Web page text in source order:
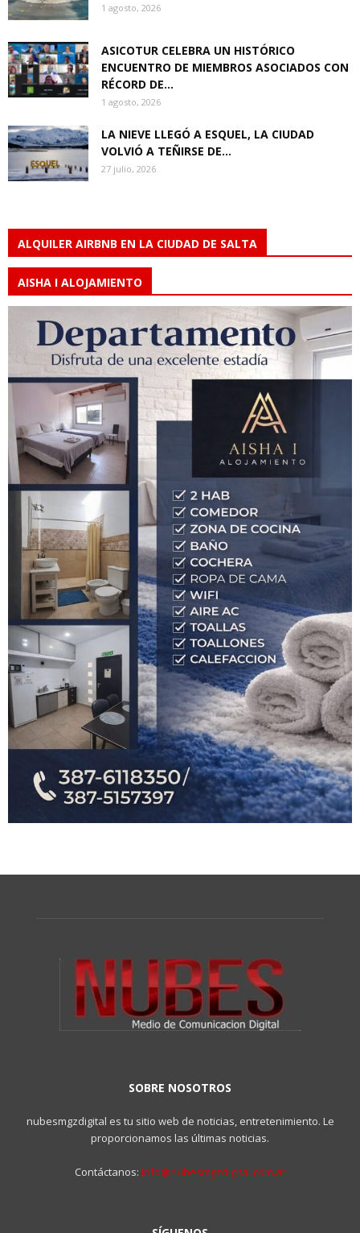
1 agosto, 2026
ASICOTUR CELEBRA UN HISTÓRICO
ENCUENTRO DE MIEMBROS ASOCIADOS CON
RÉCORD DE...
1 agosto, 2026
LA NIEVE LLEGÓ A ESQUEL, LA CIUDAD
VOLVIÓ A TEÑIRSE DE...
27 julio, 2026
ALQUILER AIRBNB EN LA CIUDAD DE SALTA
AISHA I ALOJAMIENTO
SOBRE NOSOTROS
nubesmgzdigital es tu sitio web de noticias, entretenimiento. Le
proporcionamos las últimas noticias.
Contáctanos: info@nubesmgzdigital.com.ar